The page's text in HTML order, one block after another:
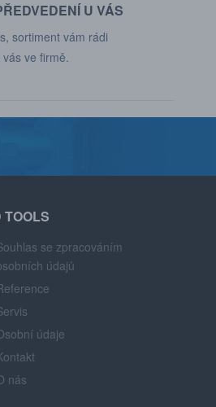
U VÁS
sortiment vám rádi
vás ve firmě.
TOOLS
se zpracováním
údajů
údaje
nás